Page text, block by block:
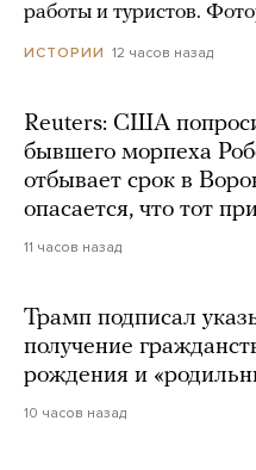
работы и туристов.
ИСТОРИИ 12 часов назад
Reuters: США
бывшего морпеха
отбывает срок в
опасается, что тот
11 часов назад
Трамп подписал
получение
рождения и
10 часов назад